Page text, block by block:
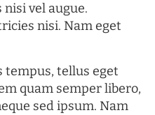
vel augue.
nisi. Nam eget
tempus, tellus eget
quam semper libero,
sed ipsum. Nam